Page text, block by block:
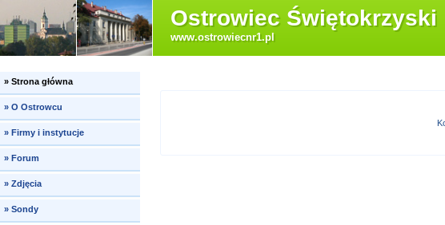
Ostrowiec Świętokrzyski
www.ostrowiecnr1.pl
»Strona główna
»O Ostrowcu
»Firmy i instytucje
»Forum
»Zdjęcia
»Sondy